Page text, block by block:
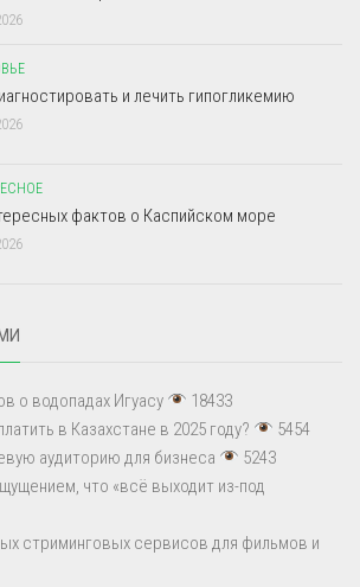
и лечить гипогликемию
фактов о Каспийском море
о водопадах Игуасу
18433
в Казахстане в 2025 году?
5454
аудиторию для бизнеса
5243
что «всё выходит из-под
стриминговых сервисов для фильмов и